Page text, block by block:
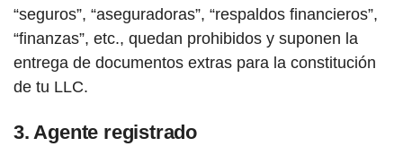
“seguros”, “aseguradoras”, “respaldos financieros”,
“finanzas”, etc., quedan prohibidos y suponen la
entrega de documentos extras para la constitución
de tu LLC.
3. Agente registrado